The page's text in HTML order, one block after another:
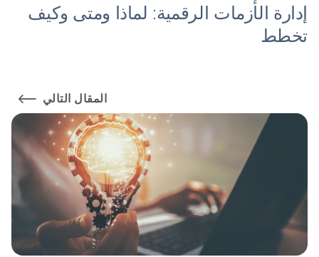
إدارة الأزمات الرقمية: لماذا ومتى وكيف
تخطط
المقال التالي